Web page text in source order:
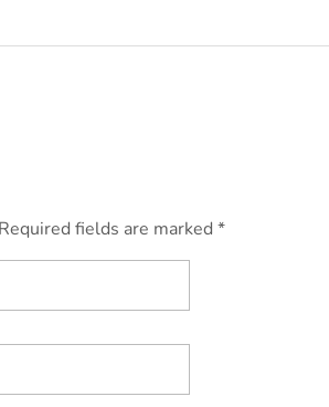
fields are marked *